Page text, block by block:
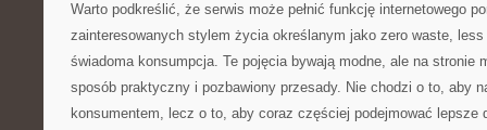
Warto podkreślić, że serwis może pełnić funkcję internetowego
zainteresowanych stylem życia określanym jako zero waste,
świadoma konsumpcja. Te pojęcia bywają modne, ale na stronie
sposób praktyczny i pozbawiony przesady. Nie chodzi o to, aby
konsumentem, lecz o to, aby coraz częściej podejmować lepsze